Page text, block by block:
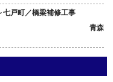
七戸町／橋梁補修工事
青森